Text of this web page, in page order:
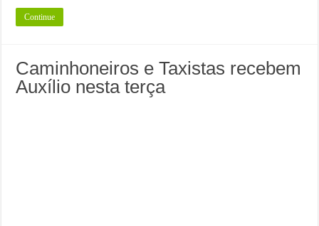
Continue
Caminhoneiros e Taxistas recebem
Auxílio nesta terça